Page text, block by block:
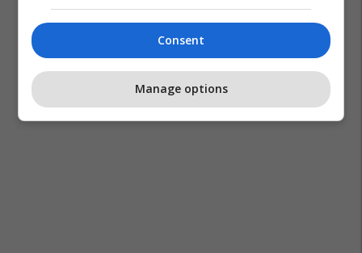
Consent
Manage options